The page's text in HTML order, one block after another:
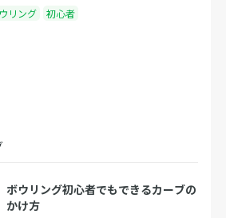
リング 初心者
ボウリング初心者でもできるカーブの
かけ方